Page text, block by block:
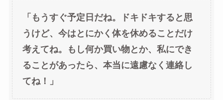
「もうすぐ予定日だね。ドキドキすると思
うけど、今はとにかく体を休めることだけ
考えてね。もし何か買い物とか、私にでき
ることがあったら、本当に遠慮なく連絡し
てね！」